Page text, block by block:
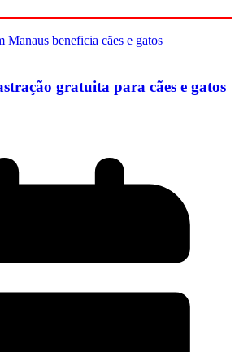
gratuita para cães e gatos